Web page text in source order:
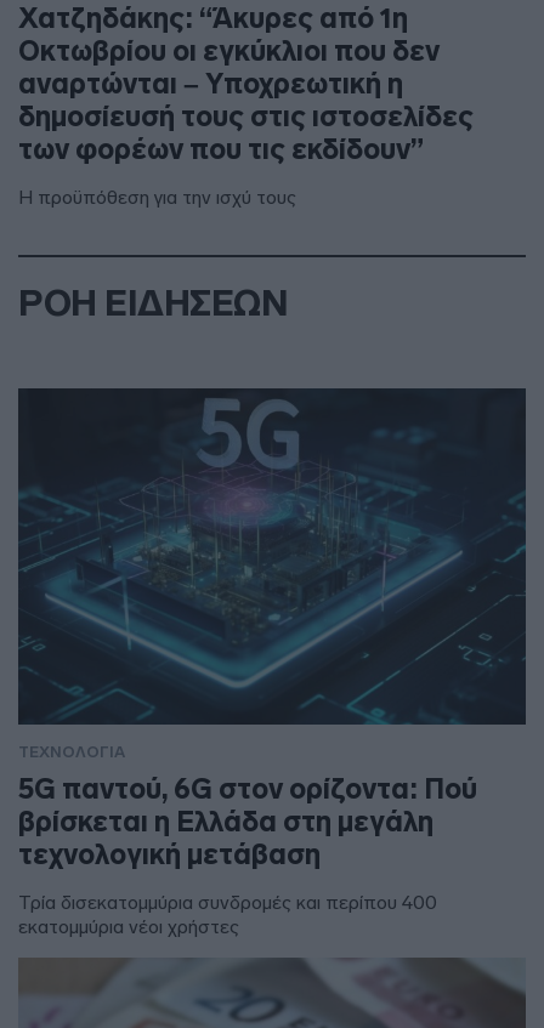
Χατζηδάκης: “Άκυρες από 1η
Οκτωβρίου οι εγκύκλιοι που δεν
αναρτώνται – Υποχρεωτική η
δημοσίευσή τους στις ιστοσελίδες
των φορέων που τις εκδίδουν”
Η προϋπόθεση για την ισχύ τους
ΡΟΗ ΕΙΔΗΣΕΩΝ
ΤΕΧΝΟΛΟΓΙΑ
5G παντού, 6G στον ορίζοντα: Πού
βρίσκεται η Ελλάδα στη μεγάλη
τεχνολογική μετάβαση
Τρία δισεκατομμύρια συνδρομές και περίπου 400
εκατομμύρια νέοι χρήστες